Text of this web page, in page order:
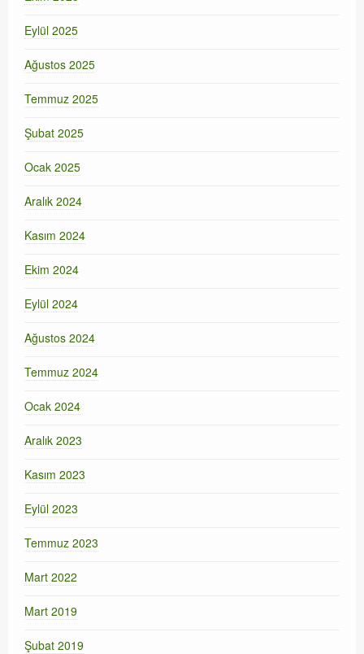
Eylül 2025
Ağustos 2025
Temmuz 2025
Şubat 2025
Ocak 2025
Aralık 2024
Kasım 2024
Ekim 2024
Eylül 2024
Ağustos 2024
Temmuz 2024
Ocak 2024
Aralık 2023
Kasım 2023
Eylül 2023
Temmuz 2023
Mart 2022
Mart 2019
Şubat 2019